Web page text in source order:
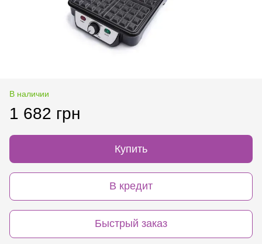
В наличии
1 682 грн
Купить
В кредит
Быстрый заказ